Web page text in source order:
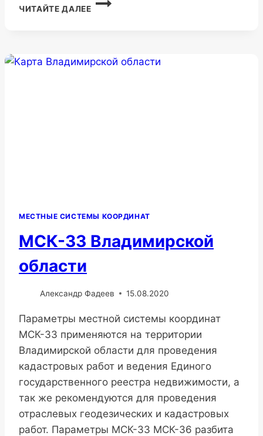
ЧИТАЙТЕ ДАЛЕЕКАЛИНИНГРАДСКОЙ
МЕСТНЫЕ СИСТЕМЫ КООРДИНАТ
МСК-33 Владимирской
области
Александр Фадеев 15.08.2020
Параметры местной системы координат
МСК-33 применяются на территории
Владимирской области для проведения
кадастровых работ и ведения Единого
государственного реестра недвижимости, а
так же рекомендуются для проведения
отраслевых геодезических и кадастровых
работ. Параметры МСК-33 МСК-36 разбита